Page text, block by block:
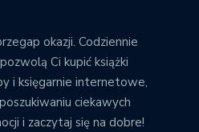
okazji. Codziennie
Ci kupić książki
i księgarnie internetowe,
ciekawych
i zaczytaj się na dobre!